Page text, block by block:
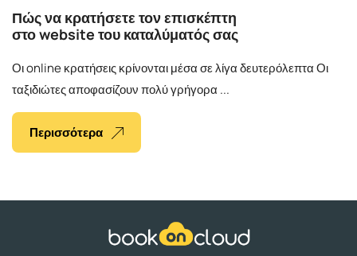
Πώς να κρατήσετε τον επισκέπτη
στο website του καταλύματός σας
Οι online κρατήσεις κρίνονται μέσα σε λίγα δευτερόλεπτα Οι
ταξιδιώτες αποφασίζουν πολύ γρήγορα ...
Περισσότερα